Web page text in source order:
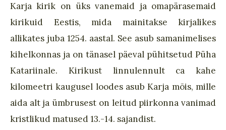
Karja kirik on üks vanemaid ja omapärasemaid
kirikuid Eestis, mida mainitakse kirjalikes
allikates juba 1254. aastal. See asub samanimelises
kihelkonnas ja on tänasel päeval pühitsetud Püha
Katariinale. Kirikust linnulennult ca kahe
kilomeetri kaugusel loodes asub Karja mõis, mille
aida alt ja ümbrusest on leitud piirkonna vanimad
kristlikud matused 13.-14. sajandist.